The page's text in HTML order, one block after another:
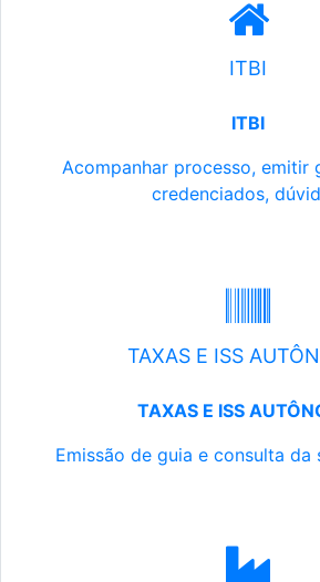
ITBI
ITBI
Acompanhar processo, emitir
credenciados,
TAXAS E ISS
TAXAS E ISS
Emissão de guia e consulta da